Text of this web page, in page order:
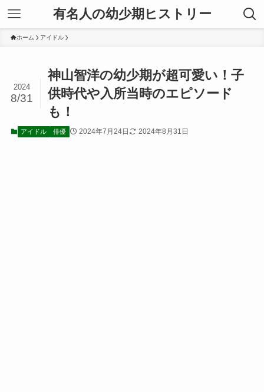
有名人の幼少期ヒストリー
ホーム アイドル
神山智洋の幼少期が超可愛い！子
供時代や入所当時のエピソード
も！
2024
8/31
アイドル 俳優 2024年7月24日 2024年8月31日